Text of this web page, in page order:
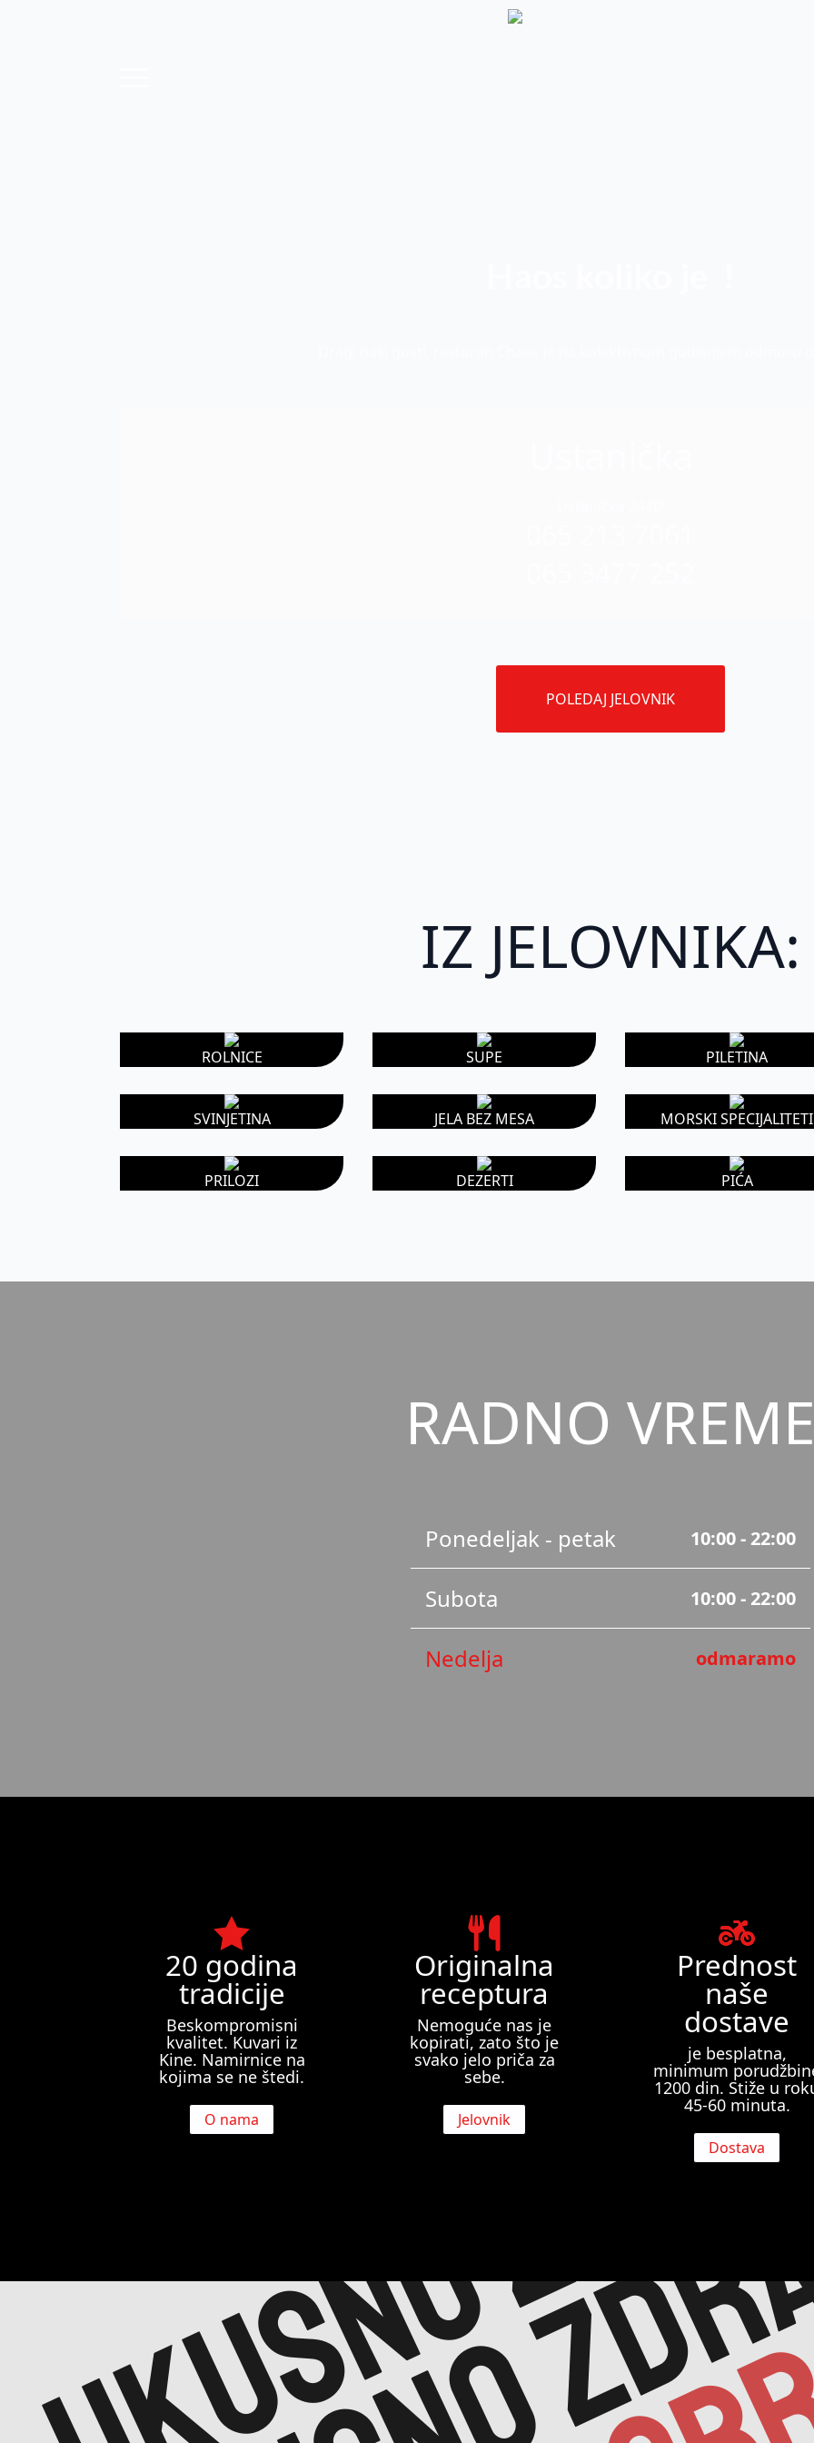
POLEDAJ JELOVNIK
IZ JELOVNIKA:
ROLNICE SUPE PILETINA
SVINJETINA JELA BEZ MESA MORSKI SPECIJALITETI
PRILOZI DEZERTI PIĆA
RADNO
Ponedeljak - petak 10:00 - 22:00
Subota 10:00 - 22:00
Nedelja odmaramo
20 godina
tradicije
Beskompromisni
kvalitet. Kuvari iz
Kine. Namirnice na
kojima se ne štedi.
O nama
Originalna
receptura
Nemoguće nas je
kopirati, zato što je
svako jelo priča za
sebe.
Jelovnik
Prednost
naše
dostave
je besplatna,
minimum
1200 din. Stiže u
45-60 minuta.
Dostava
ukusno